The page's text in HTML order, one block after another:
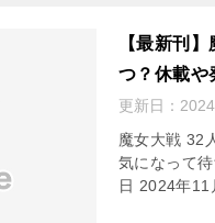
【最新刊
つ？休載や
更新日：
魔女大戦 32
気になって
日 2024年